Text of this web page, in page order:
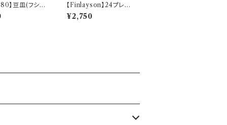
】豆皿(フシギ
Sketch】P
【Finlayson】24プレー
ト（レッド）【コロナ】
¥2,750